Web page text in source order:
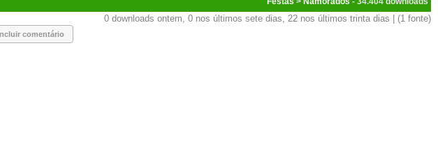
0 downloads ontem, 0 nos últimos sete dias, 22 nos últimos trinta dias | (1 fonte)
comentário